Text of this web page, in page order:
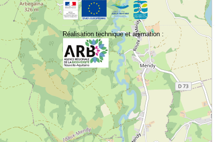
Réalisation technique et animation :